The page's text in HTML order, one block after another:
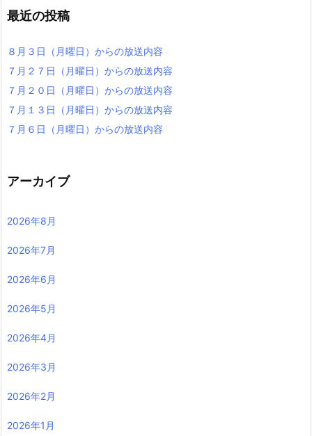
最近の投稿
８月３日（月曜日）からの放送内容
７月２７日（月曜日）からの放送内容
７月２０日（月曜日）からの放送内容
７月１３日（月曜日）からの放送内容
７月６日（月曜日）からの放送内容
アーカイブ
2026年8月
2026年7月
2026年6月
2026年5月
2026年4月
2026年3月
2026年2月
2026年1月